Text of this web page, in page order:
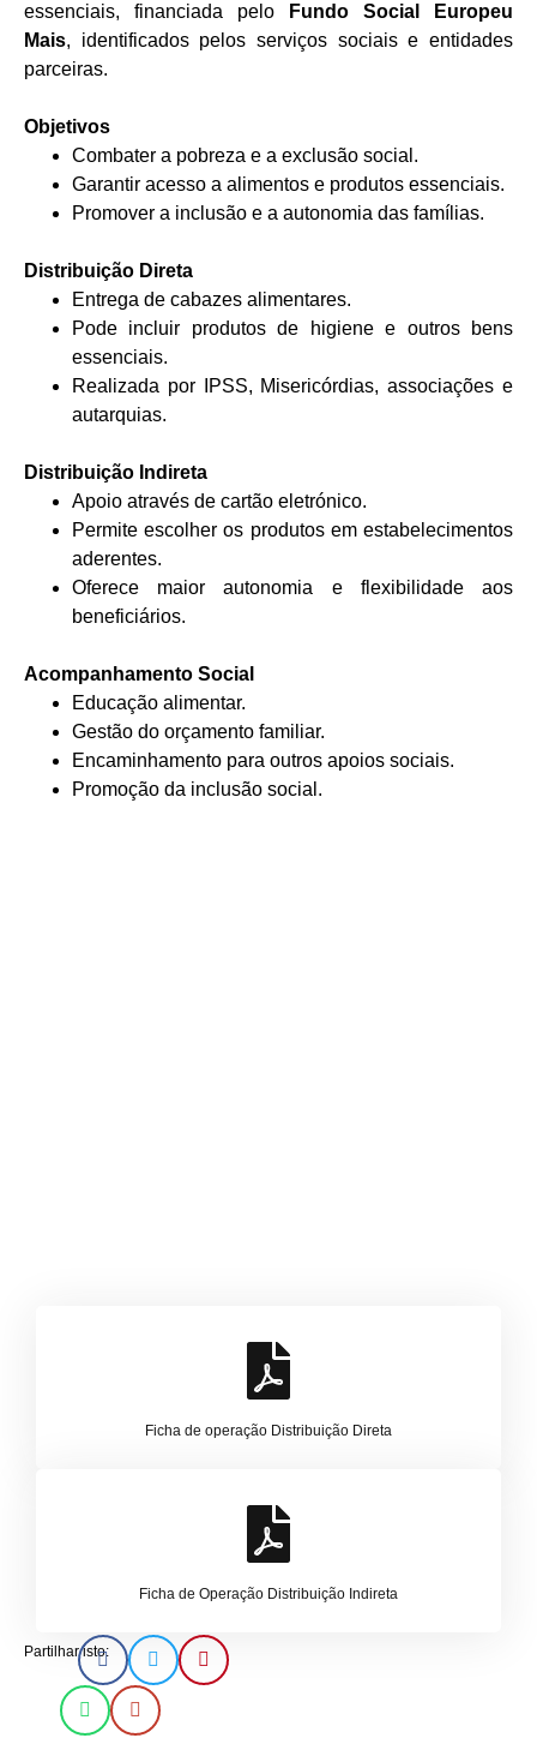
essenciais, financiada pelo
Fundo Social Europeu
Mais, identificados pelos serviços sociais e entidades
parceiras.
Objetivos
Combater a pobreza e a exclusão social.
Garantir acesso a alimentos e produtos essenciais.
Promover a inclusão e a autonomia das famílias.
Distribuição Direta
Entrega de cabazes alimentares.
Pode incluir produtos de higiene e outros bens
essenciais.
Realizada por IPSS, Misericórdias, associações e
autarquias.
Distribuição Indireta
Apoio através de cartão eletrónico.
Permite escolher os produtos em estabelecimentos
aderentes.
Oferece maior autonomia e flexibilidade aos
beneficiários.
Acompanhamento Social
Educação alimentar.
Gestão do orçamento familiar.
Encaminhamento para outros apoios sociais.
Promoção da inclusão social.
Ficha de operação Distribuição Direta
Ficha de Operação Distribuição Indireta
Partilhar isto: